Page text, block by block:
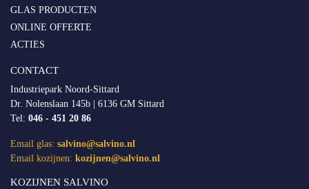
GLAS PRODUCTEN
ONLINE OFFERTE
ACTIES
KOZIJNEN SALVINO
CONTACT
Industriepark Noord-Sittard
Dr. Nolenslaan 145b | 6136 GM Sittard
Tel: 046 - 451 20 86
Email glas: salvino@salvino.nl
Email kozijnen: kozijnen@salvino.nl